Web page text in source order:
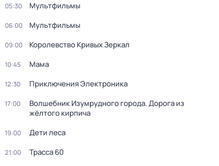
05:30 Мультфильмы
06:00 Мультфильмы
09:00 Королевство Кривых Зеркал
10:45 Мама
12:30 Приключения Электроника
17:00
Волшебник Изумрудного города. Дорога из
жёлтого кирпича
19:00 Дeти лeса
21:00 Трасса 60